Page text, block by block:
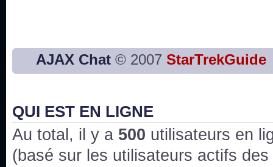
Bon, 2020, ça n'a pas trop marché. JE vous
issus des saisons 6; 7 et 8 !
Bonne année 2020 !
AJAX Chat © 2007 StarTrekGuide
QUI EST EN LIGNE
Au total, il y a 500 utilisateurs en
(basé sur les utilisateurs actifs